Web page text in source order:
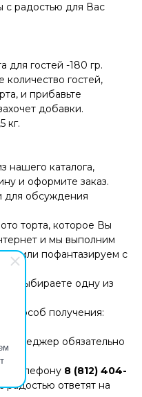
радостью для Вас
для гостей -180 гр.
количество гостей,
и прибавьте
добавки.
кг.
нашего каталога,
и оформите заказ.
для обсуждения
торта, которое Вы
и мы выполним
или пофантазируем с
выбираете одну из
способ получения:
менеджер обязательно
телефону 8 (812) 404-
ответят на